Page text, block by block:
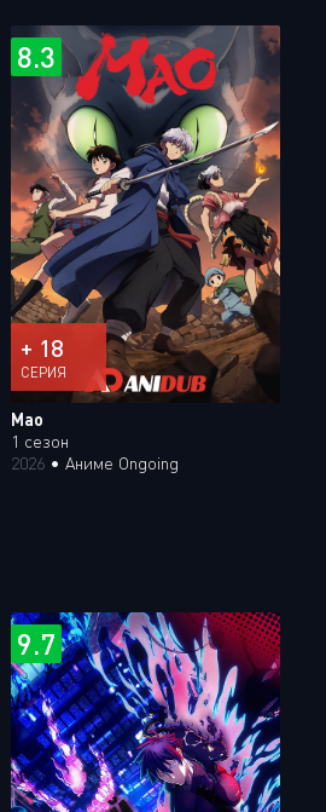
8.3
+ 18
СЕРИЯ
Мао
1 сезон
2026 •Аниме Ongoing
9.7